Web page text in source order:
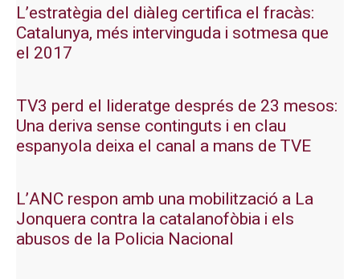
L’estratègia del diàleg certifica el fracàs:
Catalunya, més intervinguda i sotmesa que
el 2017
TV3 perd el lideratge després de 23 mesos:
Una deriva sense continguts i en clau
espanyola deixa el canal a mans de TVE
L’ANC respon amb una mobilització a La
Jonquera contra la catalanofòbia i els
abusos de la Policia Nacional